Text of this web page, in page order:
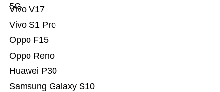
Samsung Galaxy S10
Huawei P30
Oppo Reno
Oppo F15
Vivo S1 Pro
Vivo V17
5G